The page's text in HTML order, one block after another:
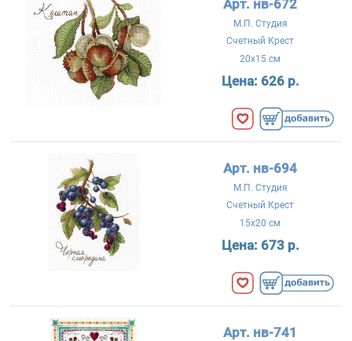
Арт. нв-672
М.П. Студия
Счетный Крест
20x15 см
Цена: 626 р.
Арт. нв-694
М.П. Студия
Счетный Крест
15x20 см
Цена: 673 р.
Арт. нв-741